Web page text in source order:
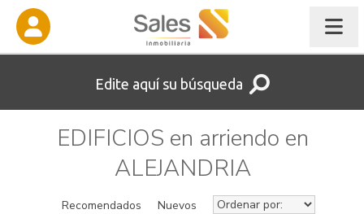
Edite aquí su búsqueda
EDIFICIOS en arriendo en
ALEJANDRIA
Recomendados Nuevos